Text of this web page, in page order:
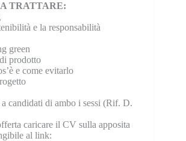
TRATTARE:
e la responsabilità
green
prodotto
e come evitarlo
candidati di ambo i sessi (Rif. D.
caricare il CV sulla apposita
al link: